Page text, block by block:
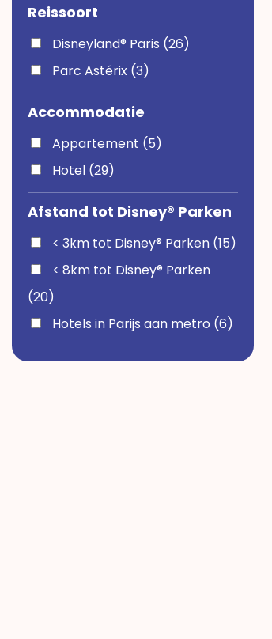
Reissoort
Disneyland® Paris (26)
Parc Astérix (3)
Accommodatie
Appartement (5)
Hotel (29)
Afstand tot Disney® Parken
< 3km tot Disney® Parken (15)
< 8km tot Disney® Parken
(20)
Hotels in Parijs aan metro (6)